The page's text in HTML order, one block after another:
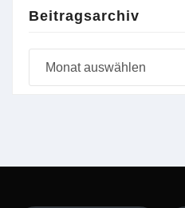
Beitragsarchiv